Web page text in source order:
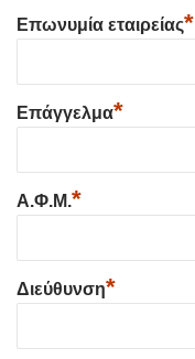
Επωνυμία εταιρείας*
Επάγγελμα*
Α.Φ.Μ.*
Διεύθυνση*